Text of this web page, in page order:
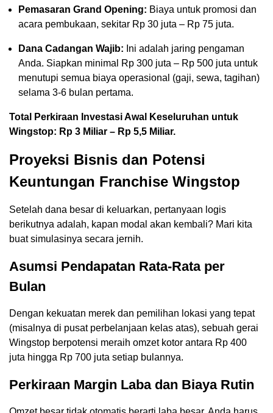
Pemasaran Grand Opening: Biaya untuk promosi dan
acara pembukaan, sekitar Rp 30 juta – Rp 75 juta.
Dana Cadangan Wajib: Ini adalah jaring pengaman
Anda. Siapkan minimal Rp 300 juta – Rp 500 juta untuk
menutupi semua biaya operasional (gaji, sewa, tagihan)
selama 3-6 bulan pertama.
Total Perkiraan Investasi Awal Keseluruhan untuk
Wingstop: Rp 3 Miliar – Rp 5,5 Miliar.
Proyeksi Bisnis dan Potensi
Keuntungan Franchise Wingstop
Setelah dana besar di keluarkan, pertanyaan logis
berikutnya adalah, kapan modal akan kembali? Mari kita
buat simulasinya secara jernih.
Asumsi Pendapatan Rata-Rata per
Bulan
Dengan kekuatan merek dan pemilihan lokasi yang tepat
(misalnya di pusat perbelanjaan kelas atas), sebuah gerai
Wingstop berpotensi meraih omzet kotor antara Rp 400
juta hingga Rp 700 juta setiap bulannya.
Perkiraan Margin Laba dan Biaya Rutin